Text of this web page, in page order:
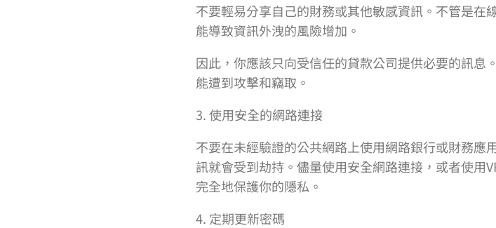
不要輕易分享自己的財務或其他敏感資訊。不管是在
能導致資訊外洩的風險增加。
因此，你應該只向受信任的貸款公司提供必要的訊息
能遭到攻擊和竊取。
3. 使用安全的網路連接
不要在未經驗證的公共網路上使用網路銀行或財務應
訊就會受到劫持。儘量使用安全網路連接，或者使用
完全地保護你的隱私。
4. 定期更新密碼